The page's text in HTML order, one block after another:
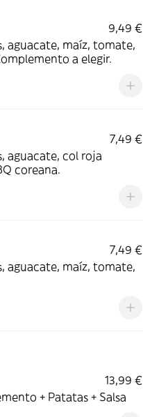
9,49 €
aguacate, maíz, tomate,
a elegir.
7,49 €
aguacate, col roja
coreana.
7,49 €
aguacate, maíz, tomate,
13,99 €
+ Patatas + Salsa